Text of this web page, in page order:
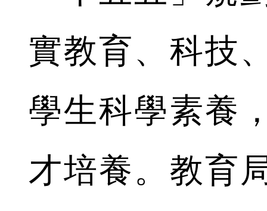
實教育、科技
學生科學素養
才培養。教育